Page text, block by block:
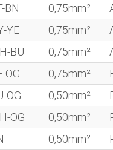
BN 0,75mm²
YE 0,75mm²
BU 0,75mm²
OG 0,75mm²
OG 0,50mm²
OG 0,50mm²
0,50mm²